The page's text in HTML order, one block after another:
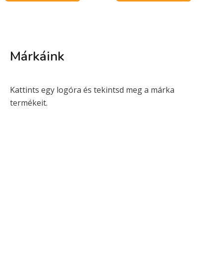
Márkáink
Kattints egy logóra és tekintsd meg a márka
termékeit.